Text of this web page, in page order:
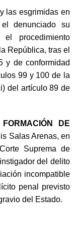
las esgrimidas en
denunciado su
procedimiento
República, tras el
y de conformidad
99 y 100 de la
del artículo 89 de
DE
Salas Arenas, en
Suprema de
del delito
incompatible
penal previsto
del Estado.